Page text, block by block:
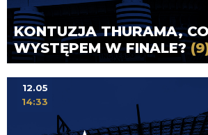
KONTUZJA THURAMA,
WYSTĘPEM W FINALE?
12.05
14:33